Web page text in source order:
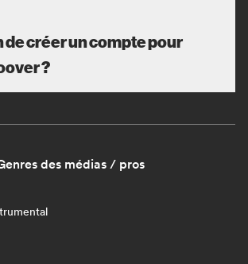
de créer un compte pour
?
des médias / pros